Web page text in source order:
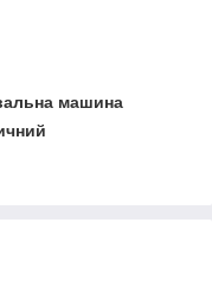
машина